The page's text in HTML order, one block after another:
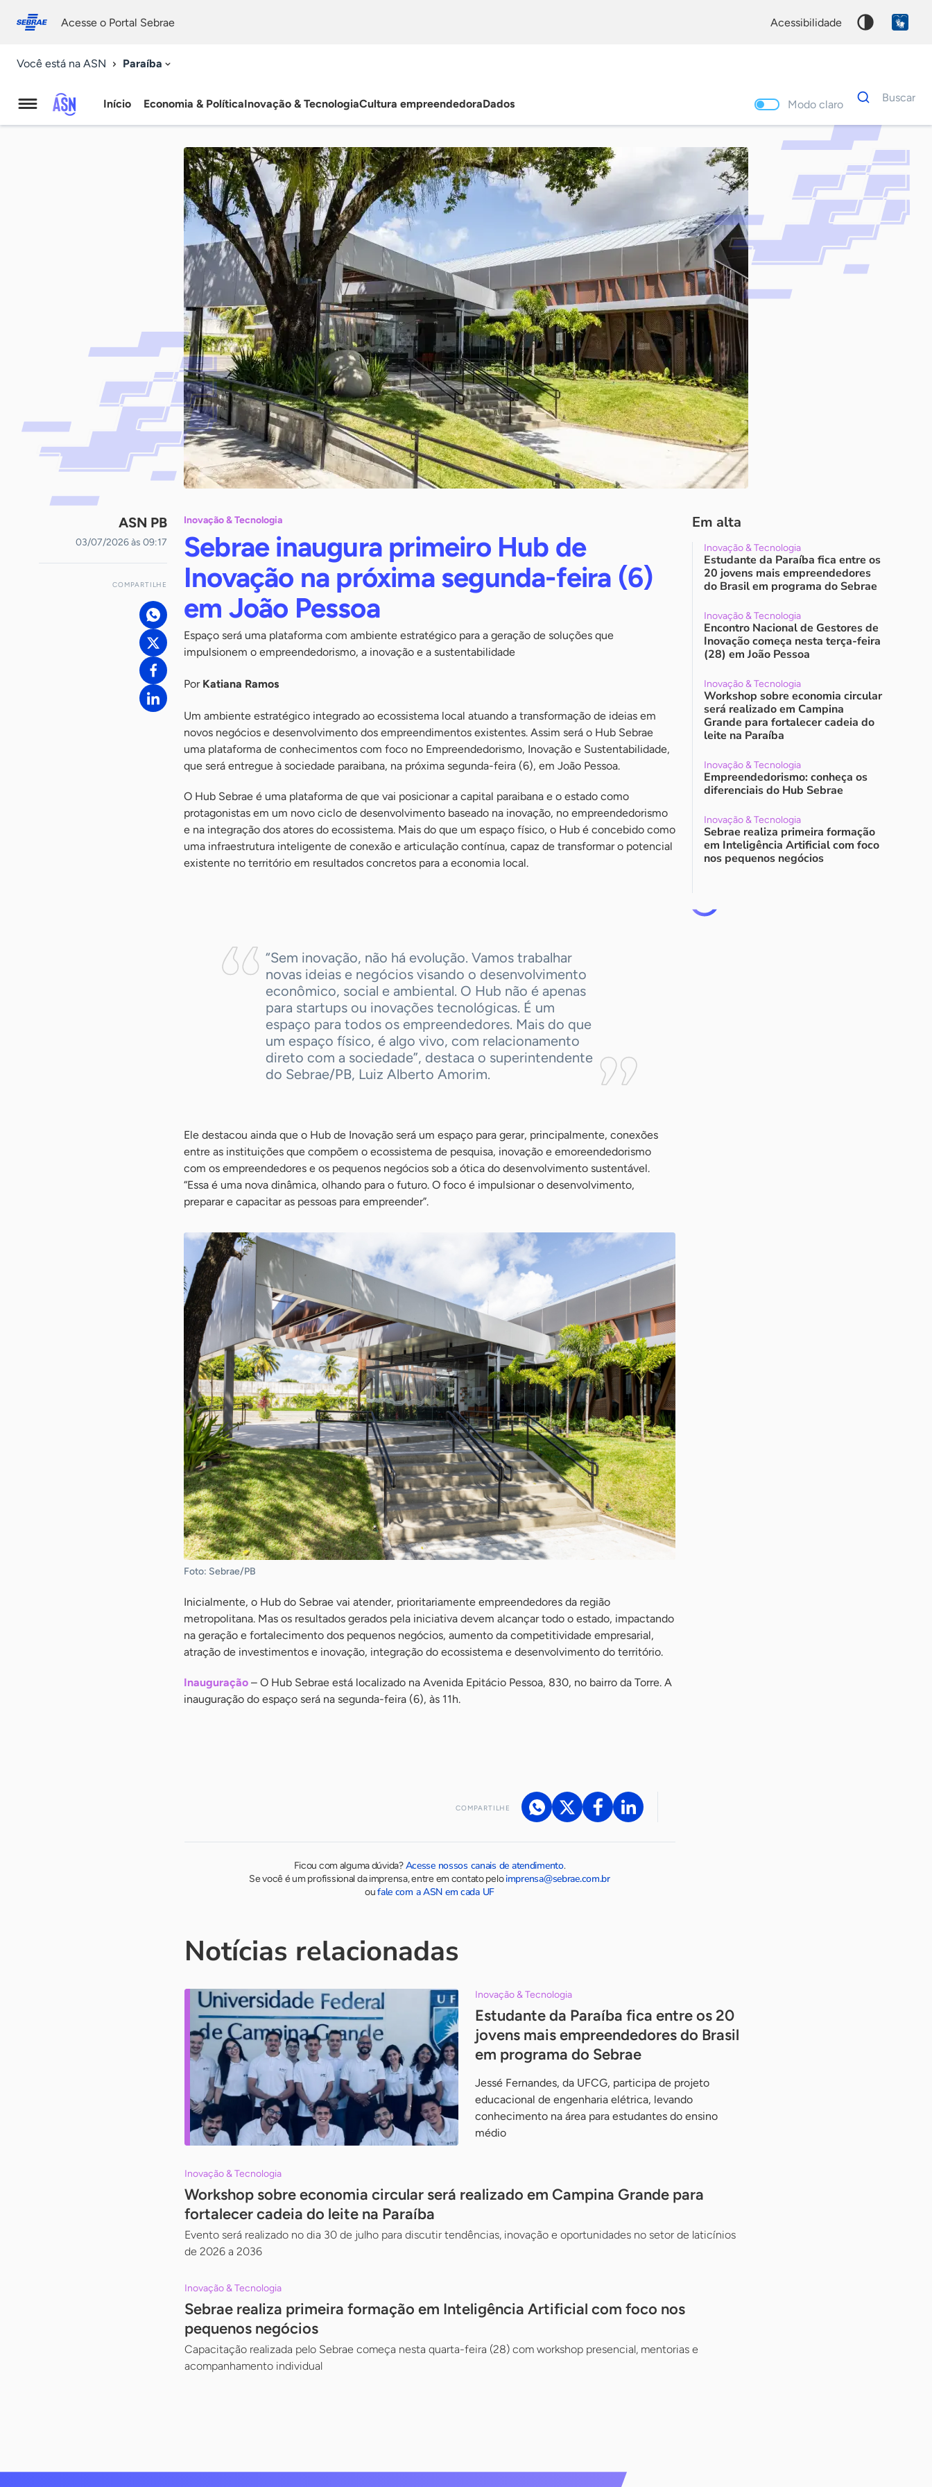
conosco
Acesse o Portal Sebrae acessibilidade
Você está na ASN Paraíba
Agência
Início Economia & PolíticaInovação & TecnologiaCultura empreendedoraDados Modo claro
Dados
para
Buscar
Palavra
chave
ASN PB
03/07/2026 às 09:17
COMPARTILHE
Inovação & Tecnologia
Sebrae inaugura primeiro Hub de
Inovação na próxima segunda-feira (6)
em João Pessoa
Espaço será uma plataforma com ambiente estratégico para a geração de soluções que
impulsionem o empreendedorismo, a inovação e a sustentabilidade
Por Katiana Ramos
Um ambiente estratégico integrado ao ecossistema local atuando a transformação de ideias em
novos negócios e desenvolvimento dos empreendimentos existentes. Assim será o Hub Sebrae
uma plataforma de conhecimentos com foco no Empreendedorismo, Inovação e Sustentabilidade,
que será entregue à sociedade paraibana, na próxima segunda-feira (6), em João Pessoa.
O Hub Sebrae é uma plataforma de que vai posicionar a capital paraibana e o estado como
protagonistas em um novo ciclo de desenvolvimento baseado na inovação, no empreendedorismo
e na integração dos atores do ecossistema. Mais do que um espaço físico, o Hub é concebido como
uma infraestrutura inteligente de conexão e articulação contínua, capaz de transformar o potencial
existente no território em resultados concretos para a economia local.
“Sem inovação, não há evolução. Vamos trabalhar
novas ideias e negócios visando o desenvolvimento
econômico, social e ambiental. O Hub não é apenas
para startups ou inovações tecnológicas. É um
espaço para todos os empreendedores. Mais do que
um espaço físico, é algo vivo, com relacionamento
direto com a sociedade”, destaca o superintendente
do Sebrae/PB, Luiz Alberto Amorim.
Ele destacou ainda que o Hub de Inovação será um espaço para gerar, principalmente, conexões
entre as instituições que compõem o ecossistema de pesquisa, inovação e emoreendedorismo
com os empreendedores e os pequenos negócios sob a ótica do desenvolvimento sustentável.
“Essa é uma nova dinâmica, olhando para o futuro. O foco é impulsionar o desenvolvimento,
preparar e capacitar as pessoas para empreender”.
Foto: Sebrae/PB
Inicialmente, o Hub do Sebrae vai atender, prioritariamente empreendedores da região
metropolitana. Mas os resultados gerados pela iniciativa devem alcançar todo o estado, impactando
na geração e fortalecimento dos pequenos negócios, aumento da competitividade empresarial,
atração de investimentos e inovação, integração do ecossistema e desenvolvimento do território.
Inauguração – O Hub Sebrae está localizado na Avenida Epitácio Pessoa, 830, no bairro da Torre. A
inauguração do espaço será na segunda-feira (6), às 11h.
COMPARTILHE
Ficou com alguma dúvida?Acesse nossos canais de atendimento.
Se você é um profissional da imprensa, entre em contato peloimprensa@sebrae.com.br
oufale com a ASN em cada UF
Em alta
Inovação & Tecnologia
Estudante da Paraíba fica entre os
20 jovens mais empreendedores
do Brasil em programa do Sebrae
Inovação & Tecnologia
Encontro Nacional de Gestores de
Inovação começa nesta terça-feira
(28) em João Pessoa
Inovação & Tecnologia
Workshop sobre economia circular
será realizado em Campina
Grande para fortalecer cadeia do
leite na Paraíba
Inovação & Tecnologia
Empreendedorismo: conheça os
diferenciais do Hub Sebrae
Inovação & Tecnologia
Sebrae realiza primeira formação
em Inteligência Artificial com foco
nos pequenos negócios
Notícias relacionadas
Inovação & Tecnologia
Estudante da Paraíba fica entre os 20
jovens mais empreendedores do Brasil
em programa do Sebrae
Jessé Fernandes, da UFCG, participa de projeto
educacional de engenharia elétrica, levando
conhecimento na área para estudantes do ensino
médio
Inovação & Tecnologia
Workshop sobre economia circular será realizado em Campina Grande para
fortalecer cadeia do leite na Paraíba
Evento será realizado no dia 30 de julho para discutir tendências, inovação e oportunidades no setor de laticínios
de 2026 a 2036
Inovação & Tecnologia
Sebrae realiza primeira formação em Inteligência Artificial com foco nos
pequenos negócios
Capacitação realizada pelo Sebrae começa nesta quarta-feira (28) com workshop presencial, mentorias e
acompanhamento individual